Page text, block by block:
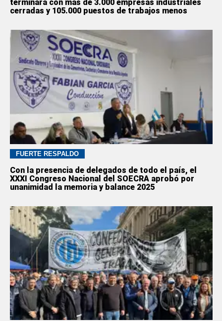
terminará con más de 3.000 empresas industriales
cerradas y 105.000 puestos de trabajos menos
FUERTE RESPALDO
Con la presencia de delegados de todo el país, el
XXXI Congreso Nacional del SOECRA aprobó por
unanimidad la memoria y balance 2025